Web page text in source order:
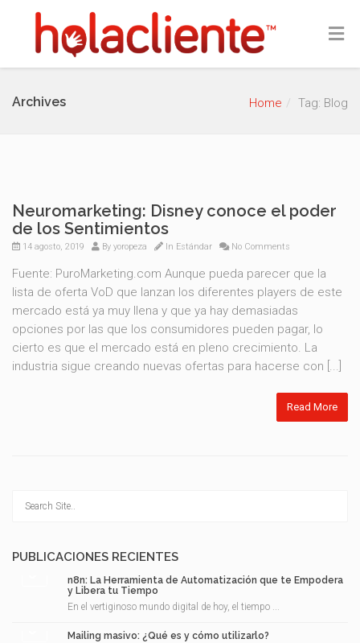
Archives Home Tag: Blog
Neuromarketing: Disney conoce el poder
de los Sentimientos
14 agosto, 2019 By yoropeza In Estándar No Comments
Fuente: PuroMarketing.com Aunque pueda parecer que la
lista de oferta VoD que lanzan los diferentes players de este
mercado está ya muy llena y que ya hay demasiadas
opciones por las que los consumidores pueden pagar, lo
cierto es que el mercado está en pleno crecimiento. La
industria sigue creando nuevas ofertas para hacerse con [...]
Read More
PUBLICACIONES RECIENTES
n8n: La Herramienta de Automatización que te Empodera
y Libera tu Tiempo
En el vertiginoso mundo digital de hoy, el tiempo ...
Mailing masivo: ¿Qué es y cómo utilizarlo?